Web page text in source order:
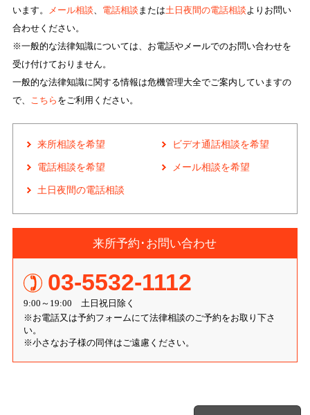
います。
メール相談、 電話相談 または土日夜間の電話相談よりお問い
合わせください。
※一般的な法律知識については、お電話やメールでのお問い合わせを
受け付けておりません。
一般的な法律知識に関する情報は危機管理大全でご案内していますの
で、 こちら をご利用ください。
来所相談を希望 ビデオ通話相談を希望
電話相談を希望 メール相談を希望
土日夜間の電話相談
来所予約･お問い合わせ
03-5532-1112
9:00～19:00 土日祝日除く
※お電話又は予約フォームにて法律相談のご予約をお取り下さ
い。
※小さなお子様の同伴はご遠慮ください。